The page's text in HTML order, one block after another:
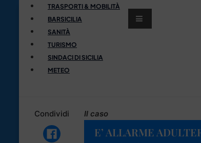
TRASPORTI & MOBILITÀ
BARSICILIA
SANITÀ
TURISMO
SINDACI DI SICILIA
METEO
Condividi Il caso
E’ ALLARME